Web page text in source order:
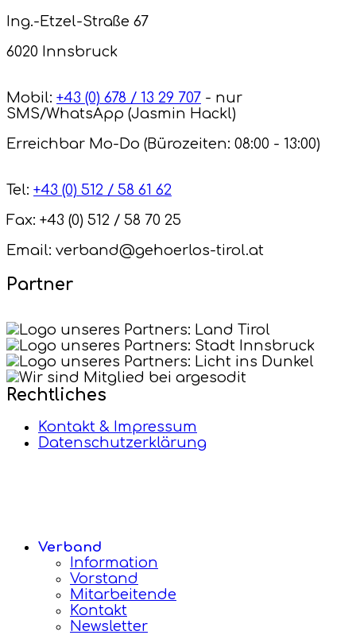
Ing.-Etzel-Straße 67
6020 Innsbruck
Mobil: +43 (0) 678 / 13 29 707 - nur
SMS/WhatsApp (Jasmin Hackl)
Erreichbar Mo-Do (Bürozeiten: 08:00 - 13:00)
Tel: +43 (0) 512 / 58 61 62
Fax: +43 (0) 512 / 58 70 25
Email: verband@gehoerlos-tirol.at
Partner
Rechtliches
Kontakt & Impressum
Datenschutzerklärung
Verband
Information
Vorstand
Mitarbeitende
Kontakt
Newsletter